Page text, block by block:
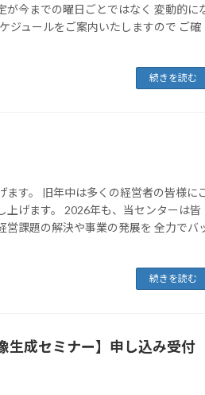
が今までの曜日ごとではなく 変動的に
ジュールをご案内いたしますので ご確
続きを読む
ます。 旧年中は多くの経営者の皆様に
上げます。 2026年も、当センターは皆
営課題の解決や事業の発展を 全力でバ
続きを読む
生成セミナー】申し込み受付